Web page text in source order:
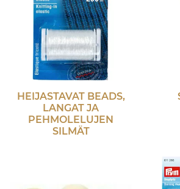
HEIJASTAVAT BEADS,
LANGAT JA
PEHMOLELUJEN
SILMÄT